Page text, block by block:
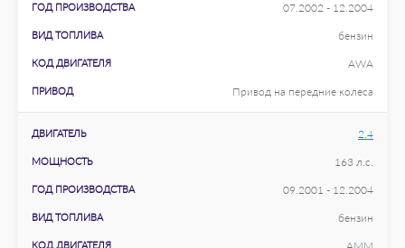
ГОД ПРОИЗВОДСТВА 07.2002 - 12.2004
ВИД ТОПЛИВА бензин
КОД ДВИГАТЕЛЯ AWA
ПРИВОД Привод на передние колеса
ДВИГАТЕЛЬ 2.4
МОЩНОСТЬ 163 л.с.
ГОД ПРОИЗВОДСТВА 09.2001 - 12.2004
ВИД ТОПЛИВА бензин
КОД ДВИГАТЕЛЯ